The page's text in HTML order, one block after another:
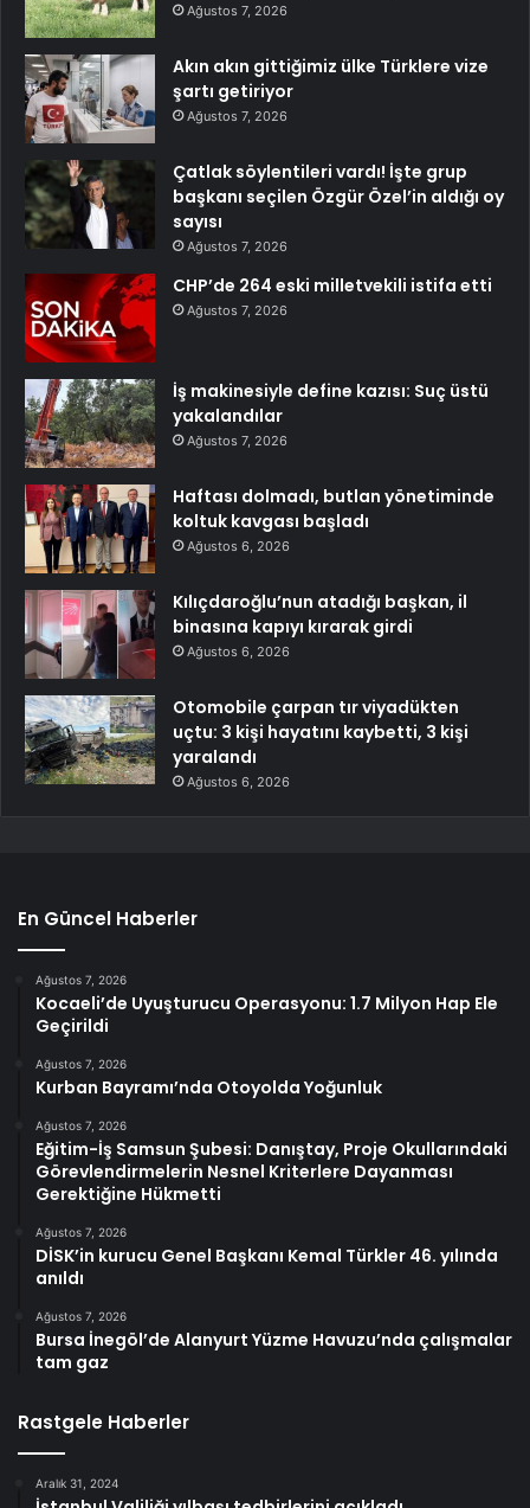
Ağustos 7, 2026
Akın akın gittiğimiz ülke Türklere vize
şartı getiriyor
Ağustos 7, 2026
Çatlak söylentileri vardı! İşte grup
başkanı seçilen Özgür Özel’in aldığı oy
sayısı
Ağustos 7, 2026
CHP’de 264 eski milletvekili istifa etti
Ağustos 7, 2026
İş makinesiyle define kazısı: Suç üstü
yakalandılar
Ağustos 7, 2026
Haftası dolmadı, butlan yönetiminde
koltuk kavgası başladı
Ağustos 6, 2026
Kılıçdaroğlu’nun atadığı başkan, il
binasına kapıyı kırarak girdi
Ağustos 6, 2026
Otomobile çarpan tır viyadükten
uçtu: 3 kişi hayatını kaybetti, 3 kişi
yaralandı
Ağustos 6, 2026
En Güncel Haberler
Ağustos 7, 2026
Kocaeli’de Uyuşturucu Operasyonu: 1.7 Milyon Hap Ele
Geçirildi
Ağustos 7, 2026
Kurban Bayramı’nda Otoyolda Yoğunluk
Ağustos 7, 2026
Eğitim-İş Samsun Şubesi: Danıştay, Proje Okullarındaki
Görevlendirmelerin Nesnel Kriterlere Dayanması
Gerektiğine Hükmetti
Ağustos 7, 2026
DİSK’in kurucu Genel Başkanı Kemal Türkler 46. yılında
anıldı
Ağustos 7, 2026
Bursa İnegöl’de Alanyurt Yüzme Havuzu’nda çalışmalar
tam gaz
Rastgele Haberler
Aralık 31, 2024